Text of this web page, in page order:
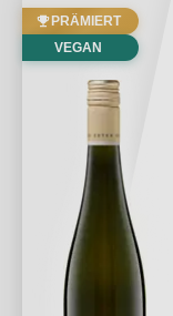
PRÄMIERT
VEGAN